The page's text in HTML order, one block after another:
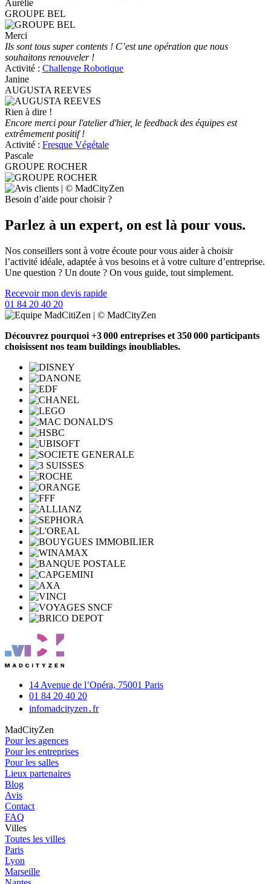
Aurélie
GROUPE BEL
Merci
Ils sont tous super contents ! C’est une opération que nous
souhaitons renouveler !
Activité : Challenge Robotique
Janine
AUGUSTA REEVES
Rien à dire !
Encore merci pour l'atelier d'hier, le feedback des équipes est
extrêmement positif !
Activité : Fresque Végétale
Pascale
GROUPE ROCHER
Besoin d’aide pour choisir ?
Parlez à un expert, on est là pour vous.
Nos conseillers sont à votre écoute pour vous aider à choisir
l’activité idéale, adaptée à vos besoins et à votre culture d’entreprise.
Une question ? Un doute ? On vous guide, tout simplement.
Recevoir mon devis rapide
01 84 20 40 20
Découvrez pourquoi +3 000 entreprises et 350 000 participants
choisissent nos team buildings inoubliables.
14 Avenue de l’Opéra, 75001 Paris
01 84 20 40 20
infomadcityzen․fr
MadCityZen
Pour les agences
Pour les entreprises
Pour les salles
Lieux partenaires
Blog
Avis
Contact
FAQ
Villes
Toutes les villes
Paris
Lyon
Marseille